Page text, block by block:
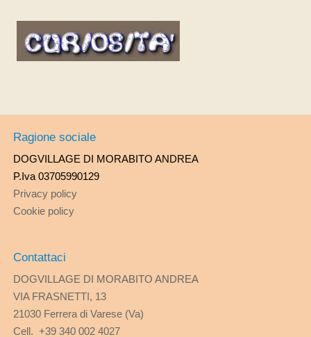
Ragione sociale
DOGVILLAGE DI MORABITO ANDREA
P.Iva 03705990129
Privacy policy
Cookie policy
Contattaci
DOGVILLAGE DI MORABITO ANDREA
VIA FRASNETTI, 13
21030 Ferrera di Varese (Va)
Cell. +39 340 002 4027